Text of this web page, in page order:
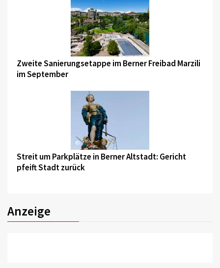
©
Zweite Sanierungsetappe im Berner Freibad Marzili
im September
©
Streit um Parkplätze in Berner Altstadt: Gericht
pfeift Stadt zurück
Anzeige